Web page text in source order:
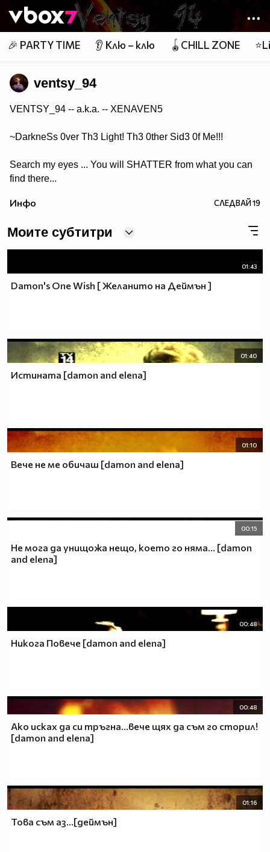
👾
🎉 PARTY TIME 👂 Клю – клю 🪀CHILL ZONE
ventsy_94
VENTSY_94 -- a.k.a. -- XENAVEN5
~DarkneSs 0ver Th3 Light! Th3 0ther Sid3 0f Me!!!
Search my eyes ... You will SHATTER from what you can
find there...
Инфо СЛЕДВАЙ19
Моите субтитри
01:43
Damon's One Wish [ Желанито на Деймън ]
01:40
Истината [damon and elena]
01:10
Вече не ме обичаш [damon and elena]
00:15
Не мога да унищожа нещо, което го няма... [damon
and elena]
00:48
Никога Повече [damon and elena]
00:48
Ако исках да си тръгна...вече щях да съм го сторил!
[damon and elena]
01:16
Това съм аз...[деймън]